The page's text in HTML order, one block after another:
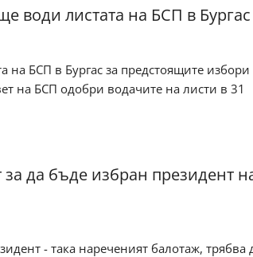
води листата на БСП в Бургас
на БСП в Бургас за предстоящите избори
на БСП одобри водачите на листи в 31
да бъде избран президент
- така нареченият балотаж, трябва